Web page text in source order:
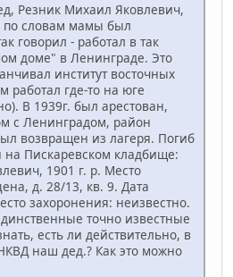
Резник Михаил Яковлевич,
по словам мамы был
говорил - работал в так
доме" в Ленинграде. Это
институт восточных
работал где-то на юге
В 1939г. был арестован,
с Ленинградом, район
возвращен из лагеря. Погиб
на Пискаревском кладбище:
1901 г. р. Место
д. 28/13, кв. 9. Дата
захоронения: неизвестно.
точно известные
есть ли действительно, в
наш дед.? Как это можно